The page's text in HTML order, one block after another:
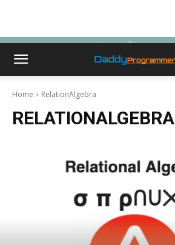
Home RelationAlgebra
RELATIONALGEBRA